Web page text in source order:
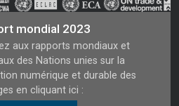
mondial 2023
aux rapports mondiaux et
des Nations unies sur la
numérique et durable des
en cliquant ici :